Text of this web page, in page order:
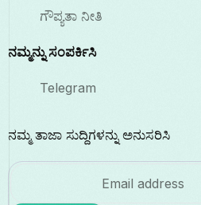
ಗೌಪ್ಯತಾ ನೀತಿ
ನಮ್ಮನ್ನು ಸಂಪರ್ಕಿಸಿ
Telegram
ನಮ್ಮ ತಾಜಾ ಸುದ್ದಿಗಳನ್ನು ಅನುಸರಿಸಿ